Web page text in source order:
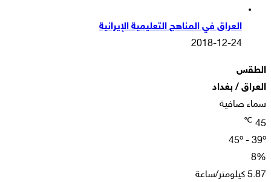
العراق في المناهج التعليمية الإيرانية
2018-12-24
الطقس
العراق / بغداد
سماء صافية
45
℃
45º - 39º
8%
5.87 كيلومتر/ساعة